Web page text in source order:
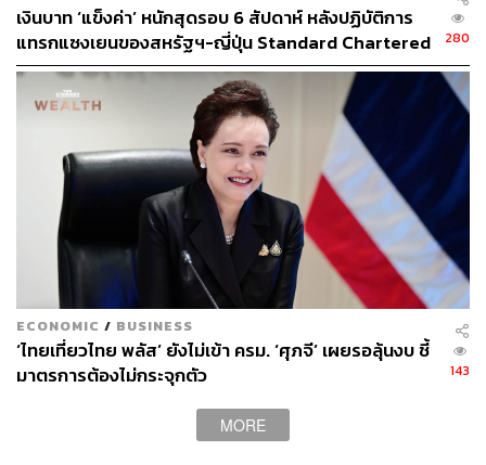
เงินบาท ‘แข็งค่า’ หนักสุดรอบ 6 สัปดาห์ หลังปฏิบัติการ
แทรกแซงเยนของสหรัฐฯ-ญี่ปุ่น Standard Chartered
เปิดเป้าสิ้นปีนี้จ่อแข็งต่อแตะ 32.50 บาทต่อดอลลาร์
280
ECONOMIC / BUSINESS
‘ไทยเที่ยวไทย พลัส’ ยังไม่เข้า ครม. ‘ศุภจี’ เผยรอลุ้นงบ ชี้
มาตรการต้องไม่กระจุกตัว
143
MORE